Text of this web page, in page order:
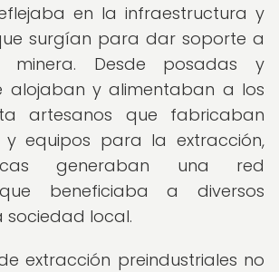
en la infraestructura y
surgían para dar soporte a
minera. Desde posadas y
alojaban y alimentaban a los
artesanos que fabricaban
y equipos para la extracción,
generaban una red
beneficiaba a diversos
sociedad local.
extracción preindustriales no